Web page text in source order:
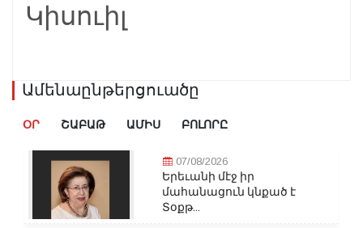
Կիսուիլ
Ամենաընթերցուածը
ՕՐ ՇԱԲԱԹ ԱՄԻՍ ԲՈԼՈՐԸ
07/08/2026
Երեւանի մէջ իր
մահանացուն կնքած է
Տօքթ...